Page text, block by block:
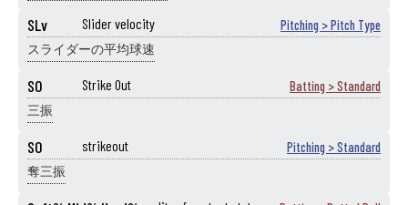
SLv Slider velocity Pitching > Pitch Type
スライダーの平均球速
SO Strike Out Batting > Standard
三振
SO strikeout Pitching > Standard
奪三振